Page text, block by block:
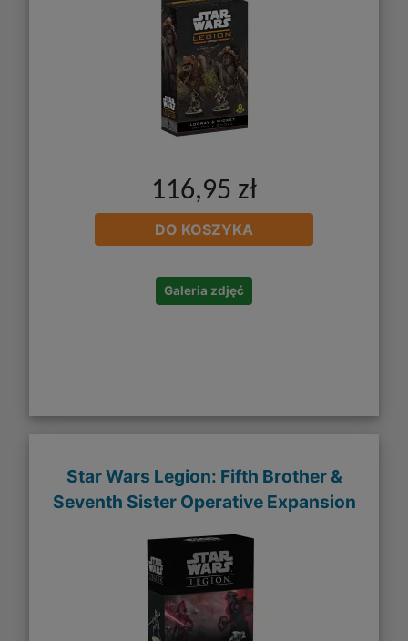
116,95 zł
DO KOSZYKA
Galeria zdjęć
Star Wars Legion: Fifth Brother &
Seventh Sister Operative Expansion